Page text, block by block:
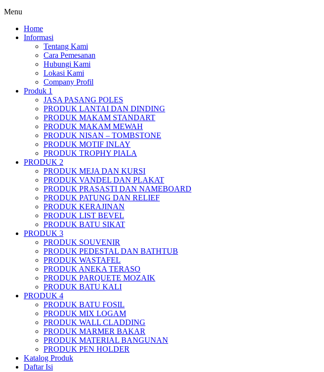
Menu
Home
Informasi
Tentang Kami
Cara Pemesanan
Hubungi Kami
Lokasi Kami
Company Profil
Produk 1
JASA PASANG POLES
PRODUK LANTAI DAN DINDING
PRODUK MAKAM STANDART
PRODUK MAKAM MEWAH
PRODUK NISAN – TOMBSTONE
PRODUK MOTIF INLAY
PRODUK TROPHY PIALA
PRODUK 2
PRODUK MEJA DAN KURSI
PRODUK VANDEL DAN PLAKAT
PRODUK PRASASTI DAN NAMEBOARD
PRODUK PATUNG DAN RELIEF
PRODUK KERAJINAN
PRODUK LIST BEVEL
PRODUK BATU SIKAT
PRODUK 3
PRODUK SOUVENIR
PRODUK PEDESTAL DAN BATHTUB
PRODUK WASTAFEL
PRODUK ANEKA TERASO
PRODUK PARQUETE MOZAIK
PRODUK BATU KALI
PRODUK 4
PRODUK BATU FOSIL
PRODUK MIX LOGAM
PRODUK WALL CLADDING
PRODUK MARMER BAKAR
PRODUK MATERIAL BANGUNAN
PRODUK PEN HOLDER
Katalog Produk
Daftar Isi